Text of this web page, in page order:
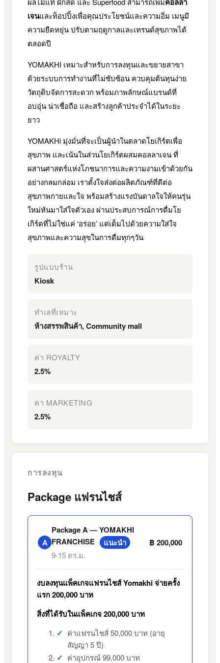
เจนและท็อปปิ้งเพื่อคุณประโยชน์และความอิ่ม เมนูมี
ความยืดหยุ่น ปรับตามฤดูกาลและเทรนด์สุขภาพได้
ตลอดปี
YOMAKHI เหมาะสำหรับการลงทุนและขยายสาขา
ด้วยระบบการทำงานที่ไม่ซับซ้อน ควบคุมต้นทุนง่าย
วัตถุดิบจัดการสะดวก พร้อมภาพลักษณ์แบรนด์ที่
อบอุ่น น่าเชื่อถือ และสร้างลูกค้าประจำได้ในระยะ
ยาว
YOMAKHi มุ่งมั่นที่จะเป็นผู้นำในตลาดโยเกิร์ตเพื่อ
สุขภาพ และเน้นในส่วนโยเกิร์ตผสมคอลลาเจน ที่
ผสานศาสตร์แห่งโภชนาการและความงามเข้าด้วยกัน
อย่างกลมกล่อม เราตั้งใจส่งต่อผลิตภัณฑ์ที่ดีต่อ
สุขภาพกายและใจ พร้อมสร้างแรงบันดาลใจให้คนรุ่น
ใหม่หันมาใส่ใจตัวเอง ผ่านประสบการณ์การดื่มโย
เกิร์ตที่ไม่ใช่แค่ ‘อร่อย’ แต่เต็มไปด้วยความใส่ใจ
สุขภาพและความสุขในการดื่มทุกๆวัน
รูปแบบร้าน
Kiosk
ทำเลที่เหมาะ
ห้างสรรพสินค้า, Community mall
ค่า ROYALTY
2.5%
ค่า MARKETING
2.5%
การลงทุน
Package แฟรนไชส์
A
Package A — YOMAKHI
FRANCHISE
แนะนำ
9-15 ตร.ม.
฿ 200,000
งบลงทุนแพ็คเกจแฟรนไชส์ Yomakhi จ่ายครั้ง
แรก 200,000 บาท
สิ่งที่ได้รับในแพ็คเกจ 200,000 บาท
ค่าแฟรนไชส์ 50,000 บาท (อายุ
สัญญา 5 ปี)
ค่าอุปกรณ์ 99,000 บาท